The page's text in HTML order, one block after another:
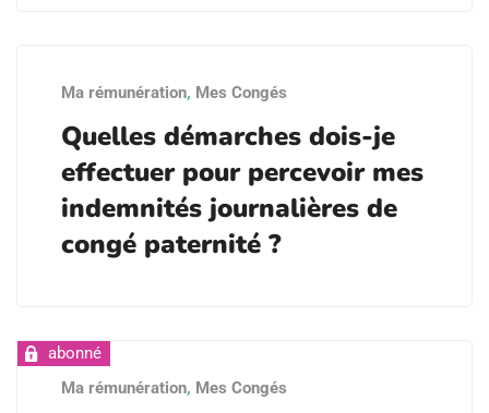
Ma rémunération, Mes Congés
Quelles démarches dois-je
effectuer pour percevoir mes
indemnités journalières de
congé paternité ?
Ma rémunération, Mes Congés